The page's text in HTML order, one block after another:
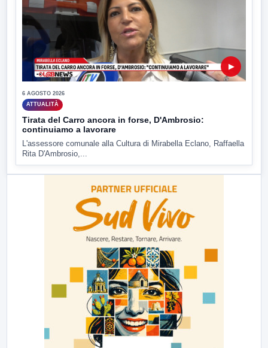
▶
6 AGOSTO 2026
ATTUALITÀ
Tirata del Carro ancora in forse, D'Ambrosio:
continuiamo a lavorare
L'assessore comunale alla Cultura di Mirabella Eclano, Raffaella
Rita D'Ambrosio,...